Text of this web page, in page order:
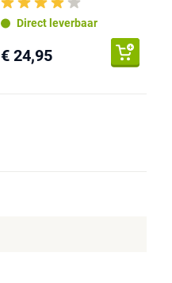
Direct leverbaar
€ 24,95